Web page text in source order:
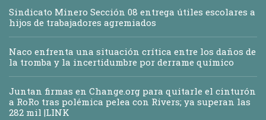
Sindicato Minero Sección 08 entrega útiles escolares a
hijos de trabajadores agremiados
Naco enfrenta una situación crítica entre los daños de
la tromba y la incertidumbre por derrame químico
Juntan firmas en Change.org para quitarle el cinturón
a RoRo tras polémica pelea con Rivers; ya superan las
282 mil |LINK